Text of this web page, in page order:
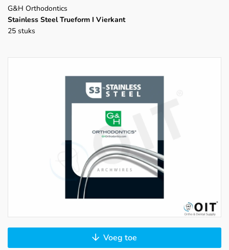
G&H Orthodontics
Stainless Steel Trueform I Vierkant
25 stuks
Voeg toe